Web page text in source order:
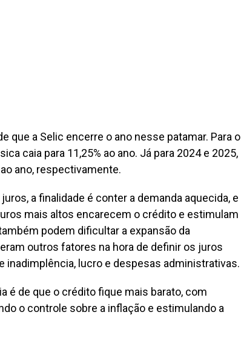
que a Selic encerre o ano nesse patamar. Para o
caia para 11,25% ao ano. Já para 2024 e 2025,
ano, respectivamente.
a finalidade é conter a demanda aquecida, e
mais altos encarecem o crédito e estimulam
podem dificultar a expansão da
outros fatores na hora de definir os juros
lucro e despesas administrativas.
é de que o crédito fique mais barato, com
o controle sobre a inflação e estimulando a